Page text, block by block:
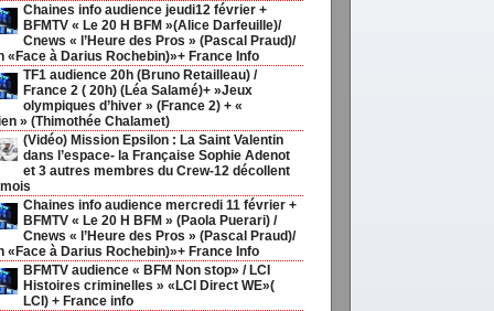
Chaines info audience jeudi12 février +
BFMTV « Le 20 H BFM »(Alice Darfeuille)/
Cnews « l’Heure des Pros » (Pascal Praud)/
«Face à Darius Rochebin)»+ France Info
TF1 audience 20h (Bruno Retailleau) /
France 2 ( 20h) (Léa Salamé)+ »Jeux
olympiques d’hiver » (France 2) + «
» (Thimothée Chalamet)
(Vidéo) Mission Epsilon : La Saint Valentin
dans l’espace- la Française Sophie Adenot
et 3 autres membres du Crew-12 décollent
Chaines info audience mercredi 11 février +
BFMTV « Le 20 H BFM » (Paola Puerari) /
Cnews « l’Heure des Pros » (Pascal Praud)/
«Face à Darius Rochebin)»+ France Info
BFMTV audience « BFM Non stop» / LCI
Histoires criminelles » «LCI Direct WE»(
LCI) + France info